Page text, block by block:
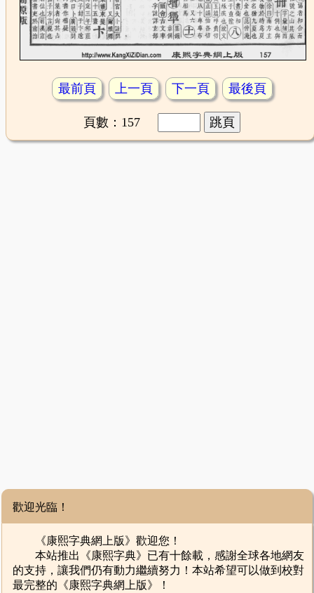
最前頁 上一頁 下一頁 最後頁
頁數：157
歡迎光臨！
《康熙字典網上版》歡迎您！
本站推出《康熙字典》已有十餘載，感謝全球各地網友
的支持，讓我們仍有動力繼續努力！本站希望可以做到校對
最完整的《康熙字典網上版》！